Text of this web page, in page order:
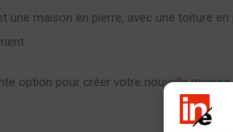
une maison en pierre, avec une toiture
option pour créer votre nouvelle